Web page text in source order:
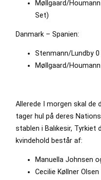
Møllgaard/
Set)
Danmark – Spanien:
Stenmann/Lundby
Møllgaard/
Allerede I morgen skal de
tager hul på deres
stablen i Balıkesir, Tyrkiet
kvindehold består af:
Manuella Johnsen
Cecilie Køllner